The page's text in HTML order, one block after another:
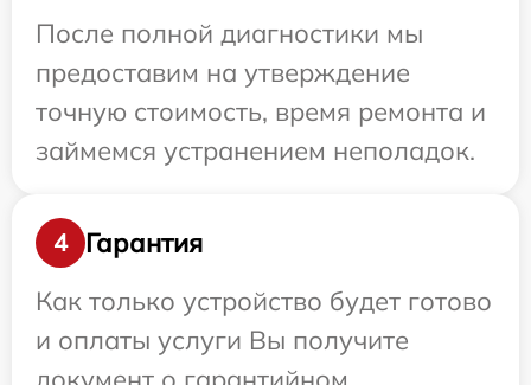
После полной диагностики мы
предоставим на утверждение
точную стоимость, время ремонта и
займемся устранением неполадок.
4
Гарантия
Как только устройство будет готово
и оплаты услуги Вы получите